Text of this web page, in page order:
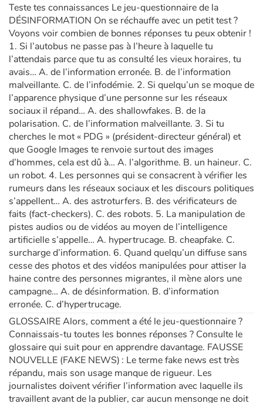
Coups de coeur
Teste tes connaissances Le jeu-questionnaire de la
DÉSINFORMATION On se réchauffe avec un petit test ?
Voyons voir combien de bonnes réponses tu peux obtenir !
1. Si l’autobus ne passe pas à l’heure à laquelle tu
l’attendais parce que tu as consulté les vieux horaires, tu
avais… A. de l’information erronée. B. de l’information
malveillante. C. de l’infodémie. 2. Si quelqu’un se moque de
l’apparence physique d’une personne sur les réseaux
sociaux il répand… A. des shallowfakes. B. de la
polarisation. C. de l’information malveillante. 3. Si tu
cherches le mot « PDG » (président-directeur général) et
que Google Images te renvoie surtout des images
d’hommes, cela est dû à… A. l’algorithme. B. un haineur. C.
un robot. 4. Les personnes qui se consacrent à vérifier les
rumeurs dans les réseaux sociaux et les discours politiques
s’appellent… A. des astroturfers. B. des vérificateurs de
faits (fact-checkers). C. des robots. 5. La manipulation de
pistes audios ou de vidéos au moyen de l’intelligence
artificielle s’appelle… A. hypertrucage. B. cheapfake. C.
surcharge d’information. 6. Quand quelqu’un diffuse sans
cesse des photos et des vidéos manipulées pour attiser la
haine contre des personnes migrantes, il mène alors une
campagne… A. de désinformation. B. d’information
erronée. C. d’hypertrucage.
GLOSSAIRE Alors, comment a été le jeu-questionnaire ?
Connaissais-tu toutes les bonnes réponses ? Consulte le
glossaire qui suit pour en apprendre davantage. FAUSSE
NOUVELLE (FAKE NEWS) : Le terme fake news est très
répandu, mais son usage manque de rigueur. Les
journalistes doivent vérifier l’information avec laquelle ils
travaillent avant de la publier, car aucun mensonge ne doit